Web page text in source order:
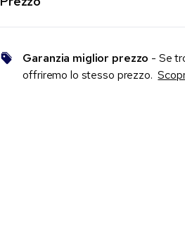
Garanzia miglior prezzo - Se
offriremo lo stesso prezzo.